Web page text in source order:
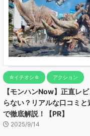
☆イチオシ☆ アクション
【モンハンNow】正直レ
らない？リアルな口コミと
で徹底解説！【PR】
2025/9/14